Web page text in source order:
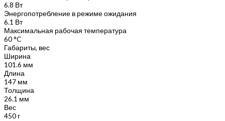
6.8 Вт
Энергопотребление в режиме ожидания
6.1 Вт
Максимальная рабочая температура
60 °C
Габариты, вес
Ширина
101.6 мм
Длина
147 мм
Толщина
26.1 мм
Вес
450 г